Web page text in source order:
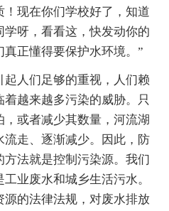
现在你们学校好了，知道
呀，看看这，快发动你的
真正懂得要保护水环境。”
人们足够的重视，人们赖
越来越多污染的威胁。只
或者减少其数量，河流湖
走、逐渐减少。因此，防
法就是控制污染源。我们
业废水和城乡生活污水。
源的法律法规，对废水排放